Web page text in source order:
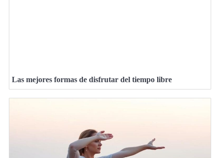
Las mejores formas de disfrutar del tiempo libre